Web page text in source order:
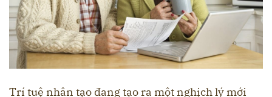
Trí tuệ nhân tạo đang tạo ra một nghịch lý mới